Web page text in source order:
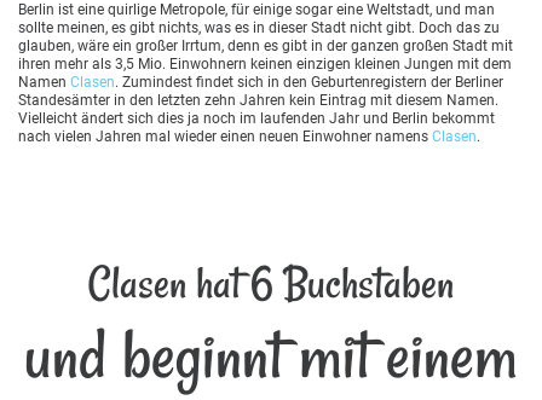
Berlin ist eine quirlige Metropole, für einige sogar eine Weltstadt, und man
sollte meinen, es gibt nichts, was es in dieser Stadt nicht gibt. Doch das zu
glauben, wäre ein großer Irrtum, denn es gibt in der ganzen großen Stadt mit
ihren mehr als 3,5 Mio. Einwohnern keinen einzigen kleinen Jungen mit dem
Namen Clasen. Zumindest findet sich in den Geburtenregistern der Berliner
Standesämter in den letzten zehn Jahren kein Eintrag mit diesem Namen.
Vielleicht ändert sich dies ja noch im laufenden Jahr und Berlin bekommt
nach vielen Jahren mal wieder einen neuen Einwohner namens Clasen.
Clasen hat 6 Buchstaben
und beginnt mit einem